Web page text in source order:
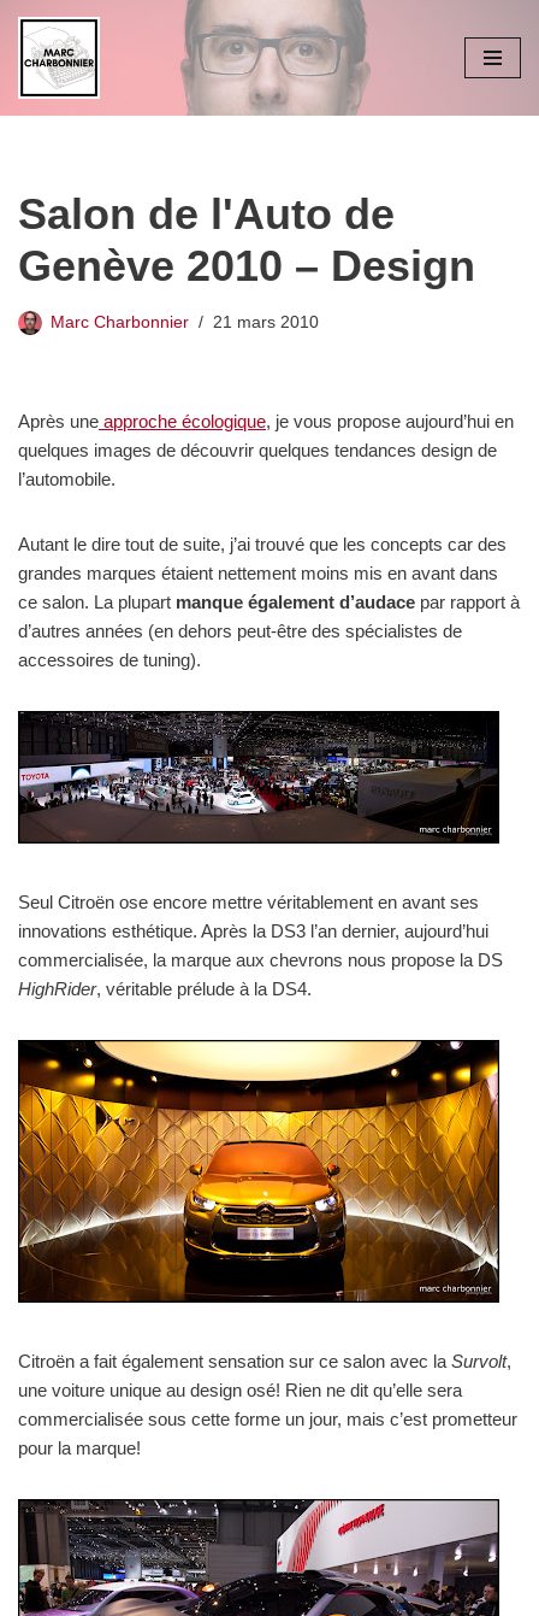
Aller
au
contenu
Salon de l'Auto de
Genève 2010 – Design
Marc Charbonnier 21 mars 2010
Après une approche écologique, je vous propose aujourd’hui en
quelques images de découvrir quelques tendances design de
l’automobile.
Autant le dire tout de suite, j’ai trouvé que les concepts car des
grandes marques étaient nettement moins mis en avant dans
ce salon. La plupart manque également d’audace par rapport à
d’autres années (en dehors peut-être des spécialistes de
accessoires de tuning).
Seul Citroën ose encore mettre véritablement en avant ses
innovations esthétique. Après la DS3 l’an dernier, aujourd’hui
commercialisée, la marque aux chevrons nous propose la DS
HighRider, véritable prélude à la DS4.
Citroën a fait également sensation sur ce salon avec la Survolt,
une voiture unique au design osé! Rien ne dit qu’elle sera
commercialisée sous cette forme un jour, mais c’est prometteur
pour la marque!